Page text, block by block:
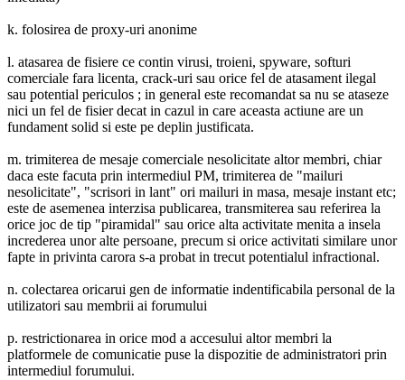
k. folosirea de proxy-uri anonime
l. atasarea de fisiere ce contin virusi, troieni, spyware, softuri
comerciale fara licenta, crack-uri sau orice fel de atasament ilegal
sau potential periculos ; in general este recomandat sa nu se ataseze
nici un fel de fisier decat in cazul in care aceasta actiune are un
fundament solid si este pe deplin justificata.
m. trimiterea de mesaje comerciale nesolicitate altor membri, chiar
daca este facuta prin intermediul PM, trimiterea de "mailuri
nesolicitate", "scrisori in lant" ori mailuri in masa, mesaje instant etc;
este de asemenea interzisa publicarea, transmiterea sau referirea la
orice joc de tip "piramidal" sau orice alta activitate menita a insela
increderea unor alte persoane, precum si orice activitati similare unor
fapte in privinta carora s-a probat in trecut potentialul infractional.
n. colectarea oricarui gen de informatie indentificabila personal de la
utilizatori sau membrii ai forumului
p. restrictionarea in orice mod a accesului altor membri la
platformele de comunicatie puse la dispozitie de administratori prin
intermediul forumului.